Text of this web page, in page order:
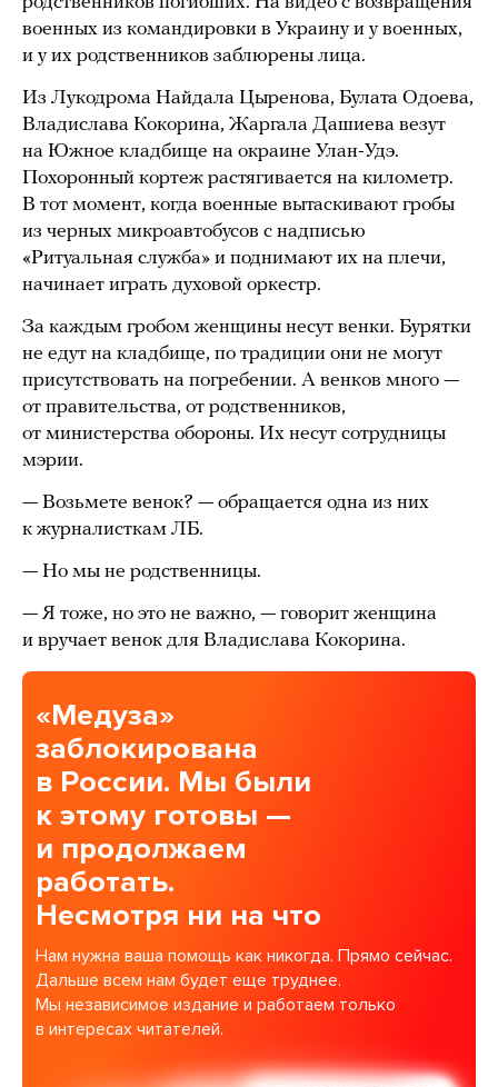
военных из командировки в Украину и у военных,
и у их родственников заблюрены лица.
Из Лукодрома Найдала Цыренова, Булата Одоева,
Владислава Кокорина, Жаргала Дашиева везут
на Южное кладбище на окраине Улан-Удэ.
Похоронный кортеж растягивается на километр.
В тот момент, когда военные вытаскивают гробы
из черных микроавтобусов с надписью
«Ритуальная служба» и поднимают их на плечи,
начинает играть духовой оркестр.
За каждым гробом женщины несут венки. Бурятки
не едут на кладбище, по традиции они не могут
присутствовать на погребении. А венков много —
от правительства, от родственников,
от министерства обороны. Их несут сотрудницы
мэрии.
— Возьмете венок? — обращается одна из них
к журналисткам ЛБ.
— Но мы не родственницы.
— Я тоже, но это не важно, — говорит женщина
и вручает венок для Владислава Кокорина.
«Медуза»
заблокирована
в России. Мы были
к этому готовы —
и продолжаем
работать.
Несмотря ни на что
Нам нужна ваша помощь как никогда. Прямо сейчас.
Дальше всем нам будет еще труднее.
Мы независимое издание и работаем только
в интересах читателей.